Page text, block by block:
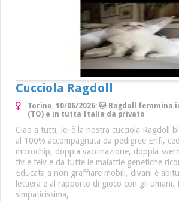
Cucciola Ragdoll
Torino, 10/06/2026: 🐱 Ragdoll femmina
(TO) e in tutta Italia da privato
Ciao a tutti, lei è la nostra cucciola Ragdoll
al 100% accompagnata da pedigree Enfi,
microchip, doppia vaccinazione, doppia
fiv e felv e da tutte le malattie genetiche
Educata a non graffiare mobili, divani è
lettiera e al rapporto di gioco con gli umani.
simpaticissima,